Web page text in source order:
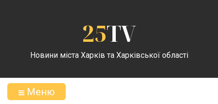
25TV
Новини міста Харків та Харківської області
Меню